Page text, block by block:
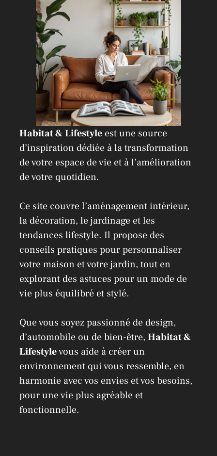
Habitat & Lifestyle est une source
d’inspiration dédiée à la transformation
de votre espace de vie et à l’amélioration
de votre quotidien.
Ce site couvre l’aménagement intérieur,
la décoration, le jardinage et les
tendances lifestyle. Il propose des
conseils pratiques pour personnaliser
votre maison et votre jardin, tout en
explorant des astuces pour un mode de
vie plus équilibré et stylé.
Que vous soyez passionné de design,
d’automobile ou de bien-être, Habitat &
Lifestylevous aide à créer un
environnement qui vous ressemble, en
harmonie avec vos envies et vos besoins,
pour une vie plus agréable et
fonctionnelle.